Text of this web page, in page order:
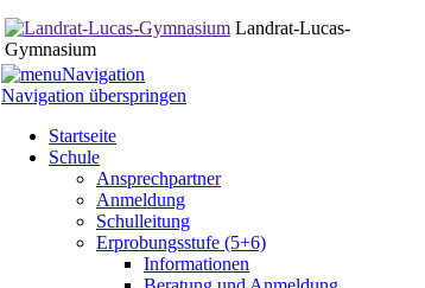
Landrat-Lucas-
Gymnasium
Navigation
Navigation überspringen
Startseite
Schule
Ansprechpartner
Anmeldung
Schulleitung
Erprobungsstufe (5+6)
Informationen